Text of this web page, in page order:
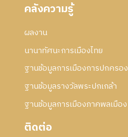
คลังความรู้
ผลงาน
นานาทัศนะการเมืองไทย
ฐานข้อมูลการเมืองการปกครอง
ฐานข้อมูลรางวัลพระปกเกล้า
ฐานข้อมูลการเมืองภาคพลเมือง
ติดต่อ